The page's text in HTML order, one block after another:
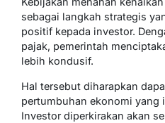
sebagai langkah strategis
positif kepada investor.
pajak, pemerintah
lebih kondusif.
Hal tersebut diharapkan
pertumbuhan ekonomi yang
Investor diperkirakan akan